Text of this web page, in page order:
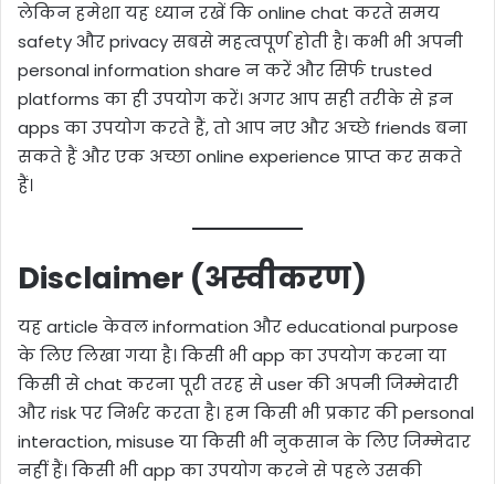
लेकिन हमेशा यह ध्यान रखें कि online chat करते समय
safety और privacy सबसे महत्वपूर्ण होती है। कभी भी अपनी
personal information share न करें और सिर्फ trusted
platforms का ही उपयोग करें। अगर आप सही तरीके से इन
apps का उपयोग करते हैं, तो आप नए और अच्छे friends बना
सकते हैं और एक अच्छा online experience प्राप्त कर सकते
हैं।
Disclaimer (अस्वीकरण)
यह article केवल information और educational purpose
के लिए लिखा गया है। किसी भी app का उपयोग करना या
किसी से chat करना पूरी तरह से user की अपनी जिम्मेदारी
और risk पर निर्भर करता है। हम किसी भी प्रकार की personal
interaction, misuse या किसी भी नुकसान के लिए जिम्मेदार
नहीं हैं। किसी भी app का उपयोग करने से पहले उसकी